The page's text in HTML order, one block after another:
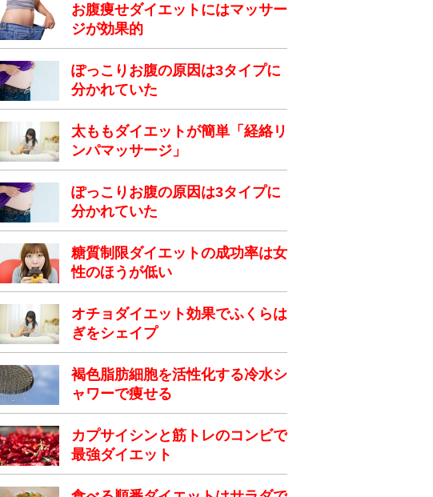
お腹痩せダイエットにはマッサー
ジが効果的
ぽっこりお腹の原因は3タイプに
分かれていた
太ももダイエットが簡単「経絡リ
ンパマッサージ」
ぽっこりお腹の原因は3タイプに
分かれていた
糖質制限ダイエットの成功率は女
性のほうが低い
オチョダイエット効果でふくらは
ぎをシェイプ
褐色脂肪細胞を活性化する冷水シ
ャワーで痩せる
カプサイシンと筋トレのコンビで
最強ダイエット